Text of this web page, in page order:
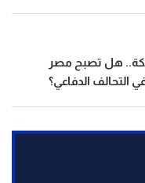
مكة.. هل تصبح مصر
التحالف الدفاعي؟